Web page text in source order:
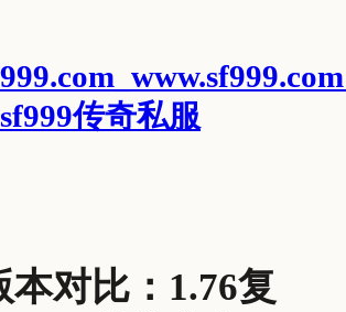
传奇私服
本对比：1.76复